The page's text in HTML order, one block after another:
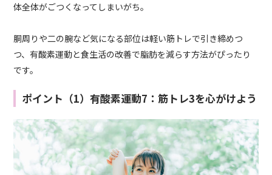
体全体がごつくなってしまいがち。
胴周りや二の腕など気になる部位は軽い筋トレで引き締めつ
つ、有酸素運動と食生活の改善で脂肪を減らす方法がぴったり
です。
ポイント（1）有酸素運動7：筋トレ3を心がけよう